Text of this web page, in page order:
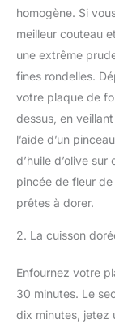
homogène. Si
meilleur couteau
une extrême
fines rondelles.
votre plaque de
dessus, en
l’aide d’un
d’huile d’olive
pincée de fleur
prêtes à dorer.
2. La cuisson
Enfournez votre
30 minutes. Le
dix minutes, jetez